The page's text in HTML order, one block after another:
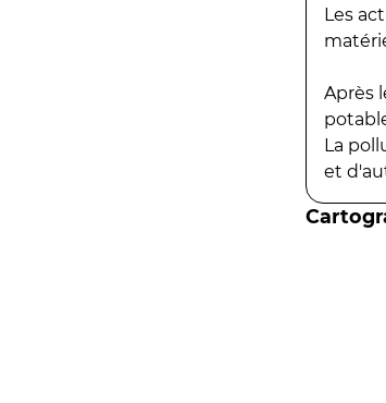
Les
Après
La
et